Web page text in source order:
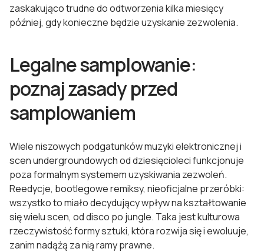
zaskakująco trudne do odtworzenia kilka miesięcy
później, gdy konieczne będzie uzyskanie zezwolenia.
Legalne samplowanie:
poznaj zasady przed
samplowaniem
Wiele niszowych podgatunków muzyki elektronicznej i
scen undergroundowych od dziesięcioleci funkcjonuje
poza formalnym systemem uzyskiwania zezwoleń.
Reedycje, bootlegowe remiksy, nieoficjalne przeróbki:
wszystko to miało decydujący wpływ na kształtowanie
się wielu scen, od disco po jungle. Taka jest kulturowa
rzeczywistość formy sztuki, która rozwija się i ewoluuje,
zanim nadążą za nią ramy prawne.